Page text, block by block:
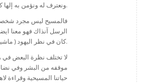
ونعترف له ونؤمن به إلها كاملا وإنسانا كاملا في شخص واحد هو المسيح الكامل ملك الملوك ورب الارباب واحد احد لا يتجزأ.
فالمسيح ليس مجرد شخصية
الرسل آنذاك فهو معنا
كان في نظر اليهود ( ماشيحا) انسان مثالي فقط وعد به الانبياء ليخلص الشعب اليهودي، وتحقق الوعد ولكنهم لم يؤمنوا به.
لا تختلف نظرة البعض في
موقفه من البشر وفي
حياتنا المسيحية